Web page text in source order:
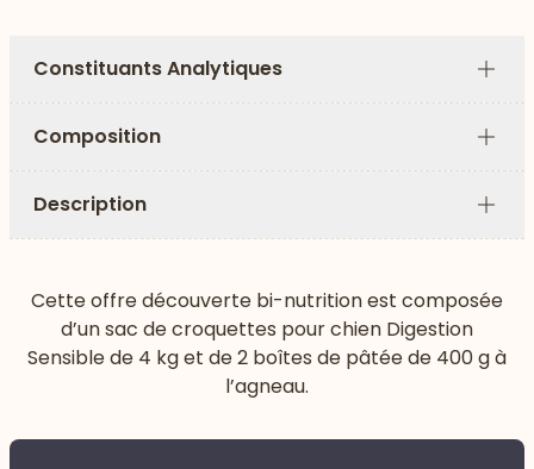
Constituants Analytiques
Plus
Composition
Plus
Description
Plus
Cette offre découverte bi-nutrition est composée
d’un sac de croquettes pour chien Digestion
Sensible de 4 kg et de 2 boîtes de pâtée de 400 g à
l’agneau.